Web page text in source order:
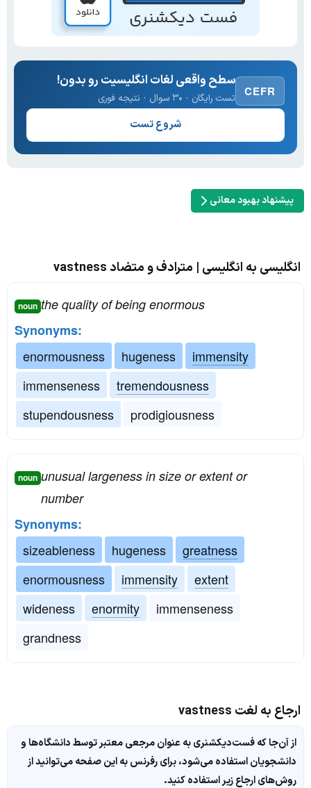
CEFR
سطح واقعی لغات انگلیسیت رو بدون!
تست رایگان · ۳۰ سوال · نتیجه فوری
شروع تست
پیشنهاد بهبود معانی
انگلیسی به انگلیسی | مترادف و متضاد vastness
noun the quality of being enormous
Synonyms:
enormousness
hugeness
immensity
immenseness
tremendousness
stupendousness
prodigiousness
noun unusual largeness in size or extent or
number
Synonyms:
sizeableness
hugeness
greatness
enormousness
immensity
extent
wideness
enormity
immenseness
grandness
ارجاع به لغت vastness
از آن‌جا که فست‌دیکشنری به عنوان مرجعی معتبر توسط دانشگاه‌ها و
دانشجویان استفاده می‌شود، برای رفرنس به این صفحه می‌توانید از
روش‌های ارجاع زیر استفاده کنید.